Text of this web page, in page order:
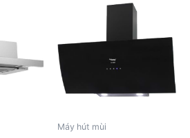
Máy hút mùi